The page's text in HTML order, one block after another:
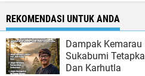
REKOMENDASI UNTUK ANDA
Dampak
Sukabumi
Dan Karhutla